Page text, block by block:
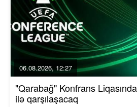
06.08.2026, 12:27
"Qarabağ" Konfrans
ilə qarşılaşacaq